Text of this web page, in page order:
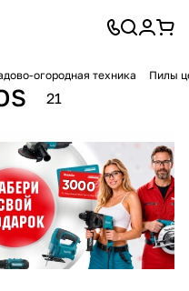
огородная техника Пилы
21